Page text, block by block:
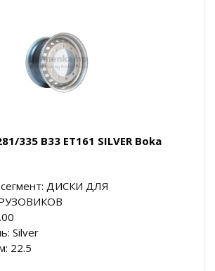
335 B33 ET161 SILVER Boka
ДИСКИ ДЛЯ
Silver
22.5